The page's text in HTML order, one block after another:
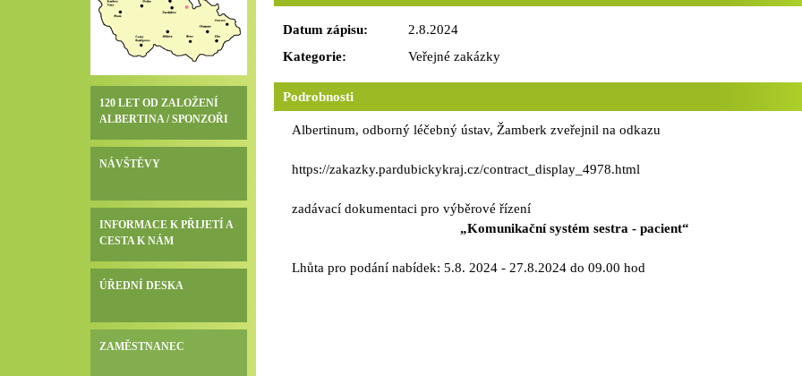
120 LET OD ZALOŽENÍ
ALBERTINA / SPONZOŘI
NÁVŠTĚVY
INFORMACE K PŘIJETÍ A
CESTA K NÁM
ÚŘEDNÍ DESKA
ZAMĚSTNANEC
Datum zápisu:
2.8.2024
Kategorie:
Veřejné zakázky
Podrobnosti
Albertinum, odborný léčebný ústav, Žamberk zveřejnil na odkazu
https://zakazky.pardubickykraj.cz/contract_display_4978.html
zadávací dokumentaci pro výběrové řízení
„Komunikační systém sestra - pacient“
Lhůta pro podání nabídek: 5.8. 2024 - 27.8.2024 do 09.00 hod